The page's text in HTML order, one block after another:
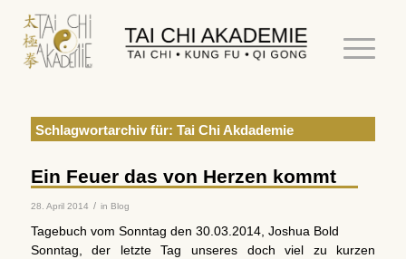
Schlagwortarchiv für: Tai Chi Akdademie
Ein Feuer das von Herzen kommt
28. April 2014 / in Blog
Tagebuch vom Sonntag den 30.03.2014, Joshua Bold
Sonntag, der letzte Tag unseres doch viel zu kurzen